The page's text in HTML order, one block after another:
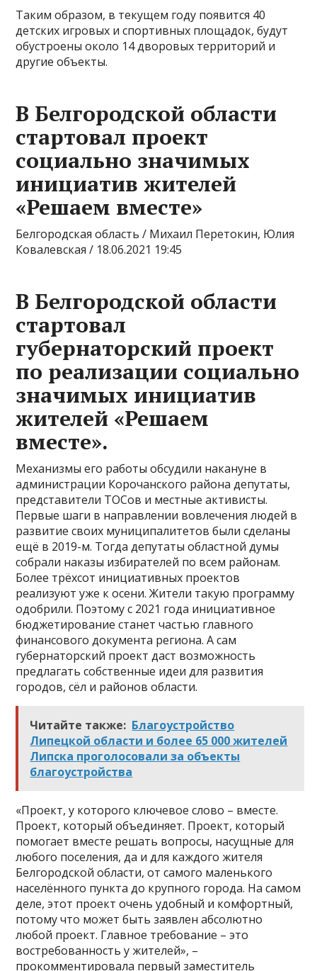
Таким образом, в текущем году появится 40
детских игровых и спортивных площадок, будут
обустроены около 14 дворовых территорий и
другие объекты.
В Белгородской области
стартовал проект
социально значимых
инициатив жителей
«Решаем вместе»
Белгородская область / Михаил Перетокин, Юлия
Ковалевская / 18.06.2021 19:45
В Белгородской области
стартовал
губернаторский проект
по реализации социально
значимых инициатив
жителей «Решаем
вместе».
Механизмы его работы обсудили накануне в
администрации Корочанского района депутаты,
представители ТОСов и местные активисты.
Первые шаги в направлении вовлечения людей в
развитие своих муниципалитетов были сделаны
ещё в 2019-м. Тогда депутаты областной думы
собрали наказы избирателей по всем районам.
Более трёхсот инициативных проектов
реализуют уже к осени. Жители такую программу
одобрили. Поэтому с 2021 года инициативное
бюджетирование станет частью главного
финансового документа региона. А сам
губернаторский проект даст возможность
предлагать собственные идеи для развития
городов, сёл и районов области.
Читайте также: Благоустройство
Липецкой области и более 65 000 жителей
Липска проголосовали за объекты
благоустройства
«Проект, у которого ключевое слово – вместе.
Проект, который объединяет. Проект, который
помогает вместе решать вопросы, насущные для
любого поселения, да и для каждого жителя
Белгородской области, от самого маленького
населённого пункта до крупного города. На самом
деле, этот проект очень удобный и комфортный,
потому что может быть заявлен абсолютно
любой проект. Главное требование – это
востребованность у жителей», –
прокомментировала первый заместитель